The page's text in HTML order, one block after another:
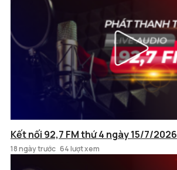
Kết nối 92,7 FM thứ 4 ngày 15/7/2026
18 ngày trước 64 lượt xem